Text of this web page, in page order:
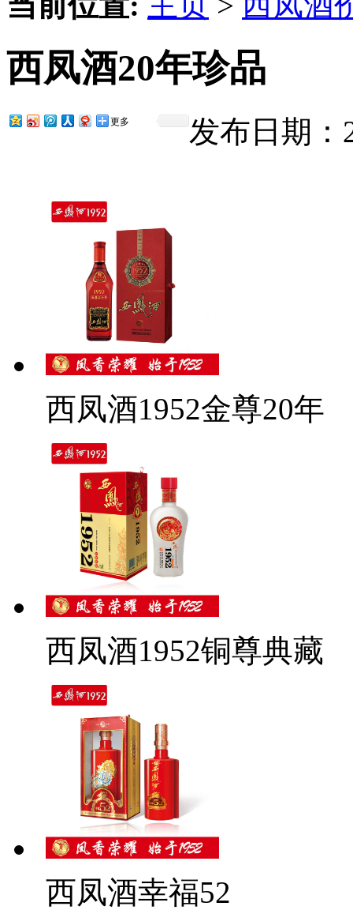
西凤酒20年珍品
发布日期：
更多
西凤酒1952金尊20年
西凤酒1952铜尊典藏
西凤酒幸福52